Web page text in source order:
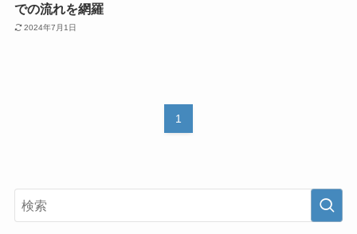
での流れを網羅
2024年7月1日
1